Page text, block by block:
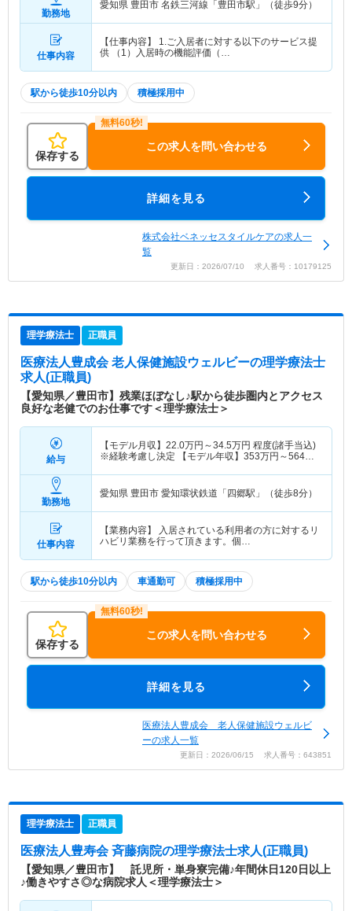
勤務地
愛知県 豊田市 名鉄三河線「豊田市駅」（徒歩9分）
仕事内容
【仕事内容】 1.ご入居者に対する以下のサービス提
供 （1）入居時の機能評価（…
駅から徒歩10分以内 積極採用中
保存する
この求人を問い合わせる
詳細を見る
株式会社ベネッセスタイルケアの求人一
覧
更新日：2026/07/10 求人番号：10179125
理学療法士 正職員
医療法人豊成会 老人保健施設ウェルビーの理学療法士
求人(正職員)
【愛知県／豊田市】残業ほぼなし♪駅から徒歩圏内とアクセス
良好な老健でのお仕事です＜理学療法士＞
給与
【モデル月収】 22.0万円～34.5万円 程度(諸手当込)
※経験考慮し決定 【モデル年収】 353万円～564万
勤務地
愛知県 豊田市 愛知環状鉄道「四郷駅」（徒歩8分）
仕事内容
【業務内容】 入居されている利用者の方に対するリ
ハビリ業務を行って頂きます。個…
駅から徒歩10分以内 車通勤可 積極採用中
保存する
この求人を問い合わせる
詳細を見る
医療法人豊成会 老人保健施設ウェルビ
ーの求人一覧
更新日：2026/06/15 求人番号：643851
理学療法士 正職員
医療法人豊寿会 斉藤病院の理学療法士求人(正職員)
【愛知県／豊田市】 託児所・単身寮完備♪年間休日120日以上
♪働きやすさ◎な病院求人＜理学療法士＞